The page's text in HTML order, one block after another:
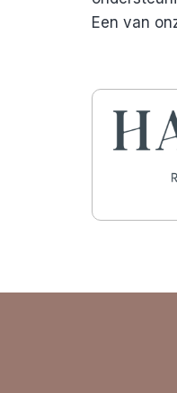
Een van